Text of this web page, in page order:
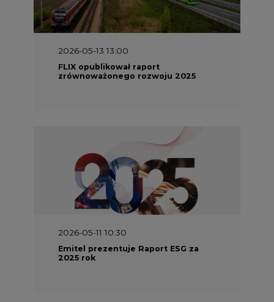
2026-05-13 13:00
FLIX opublikował raport
zrównoważonego rozwoju 2025
2026-05-11 10:30
Emitel prezentuje Raport ESG za
2025 rok